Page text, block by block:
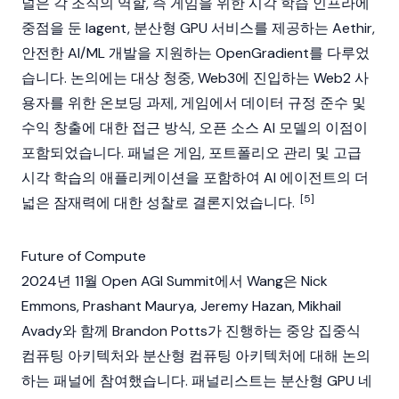
중점을 둔 Iagent, 분산형 GPU 서비스를 제공하는 Aethir,
안전한 AI/ML 개발을 지원하는 OpenGradient를 다루었
습니다. 논의에는 대상 청중,Web3에 진입하는 Web2 사
용자를 위한 온보딩 과제, 게임에서 데이터 규정 준수 및
수익 창출에 대한 접근 방식, 오픈 소스 AI 모델의 이점이
포함되었습니다. 패널은 게임, 포트폴리오 관리 및 고급
시각 학습의 애플리케이션을 포함하여 AI 에이전트의 더
넓은 잠재력에 대한 성찰로 결론지었습니다. [5]
Future of Compute
2024년 11월 Open AGI Summit에서 Wang은 Nick
Emmons, Prashant Maurya, Jeremy Hazan, Mikhail
Avady와 함께 Brandon Potts가 진행하는 중앙 집중식
컴퓨팅 아키텍처와 분산형 컴퓨팅 아키텍처에 대해 논의
하는 패널에 참여했습니다. 패널리스트는 분산형 GPU 네